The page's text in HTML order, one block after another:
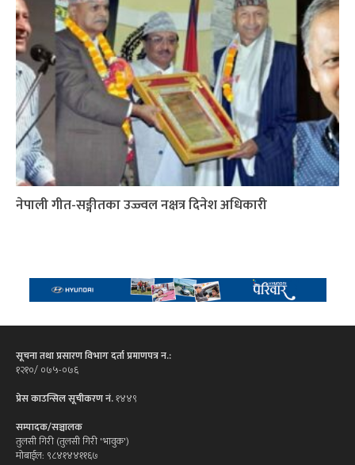
नेपाली गीत-सङ्गीतका उज्ज्वल नक्षत्र दिनेश अधिकारी
सूचना तथा प्रसारण विभाग दर्ता प्रमाणपत्र न.:
१२१०/ ०७५-०७६
प्रेस काउन्सिल सूचीकरण नं.१४४९
सम्पादक/सञ्चालक
तुलसी गिरी (तुलसी गिरी 'भावुक')
मोबाईल: ९८४१४४११६७